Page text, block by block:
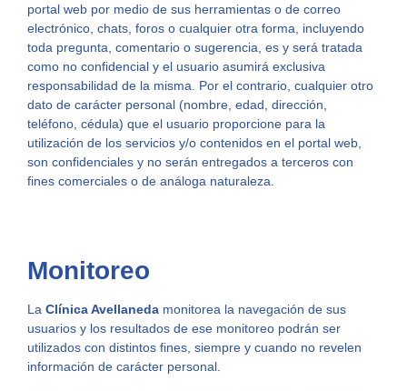
portal web por medio de sus herramientas o de correo
electrónico, chats, foros o cualquier otra forma, incluyendo
toda pregunta, comentario o sugerencia, es y será tratada
como no confidencial y el usuario asumirá exclusiva
responsabilidad de la misma. Por el contrario, cualquier otro
dato de carácter personal (nombre, edad, dirección,
teléfono, cédula) que el usuario proporcione para la
utilización de los servicios y/o contenidos en el portal web,
son confidenciales y no serán entregados a terceros con
fines comerciales o de análoga naturaleza.
Monitoreo
La Clínica Avellaneda monitorea la navegación de sus
usuarios y los resultados de ese monitoreo podrán ser
utilizados con distintos fines, siempre y cuando no revelen
información de carácter personal.